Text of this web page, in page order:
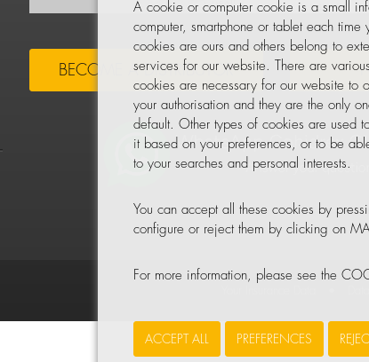
BECOME A DISTRIBUTOR
A cookie or computer cookie is a small
computer, smartphone or tablet each
cookies are ours and others belong to
services for our website. There are
cookies are necessary for our website to
your authorisation and they are the only
default. Other types of cookies are used
it based on your preferences, or to be
to your searches and personal interests.
You can accept all these cookies by
configure or reject them by clicking on
For more information, please see the
ACCEPT ALL PREFERENCES